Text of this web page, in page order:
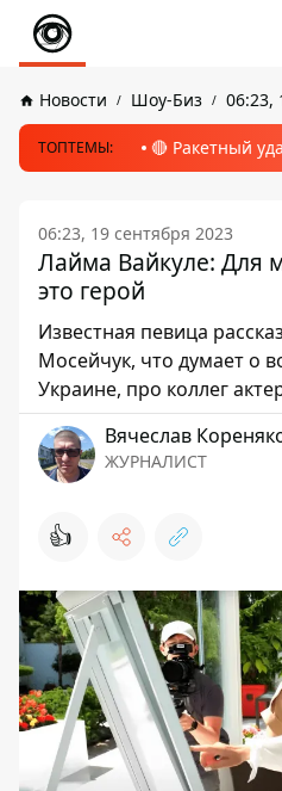
Новости Шоу-Биз 06:23,
ТОПТЕМЫ: 🔴 Ракетный
06:23, 19 сентября 2023
Лайма Вайкуле: Для
это герой
Известная певица
Мосейчук, что думает о
Украине, про коллег
Вячеслав
ЖУРНАЛИСТ
👍